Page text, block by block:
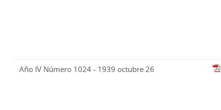
Año IV Número 1024 - 1939 octubre 26